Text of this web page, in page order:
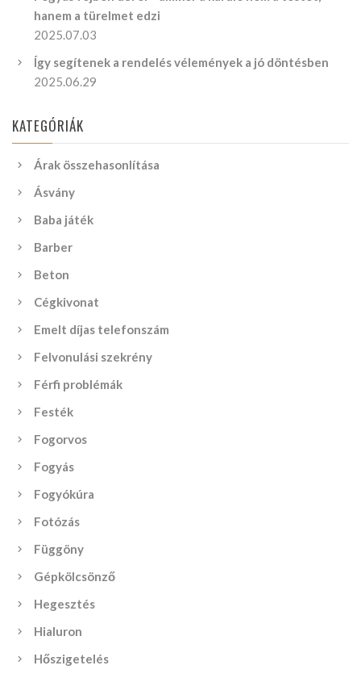
hanem a türelmet edzi
2025.07.03
Így segítenek a rendelés vélemények a jó döntésben
2025.06.29
KATEGÓRIÁK
Árak összehasonlítása
Ásvány
Baba játék
Barber
Beton
Cégkivonat
Emelt díjas telefonszám
Felvonulási szekrény
Férfi problémák
Festék
Fogorvos
Fogyás
Fogyókúra
Fotózás
Függöny
Gépkölcsönző
Hegesztés
Hialuron
Hőszigetelés